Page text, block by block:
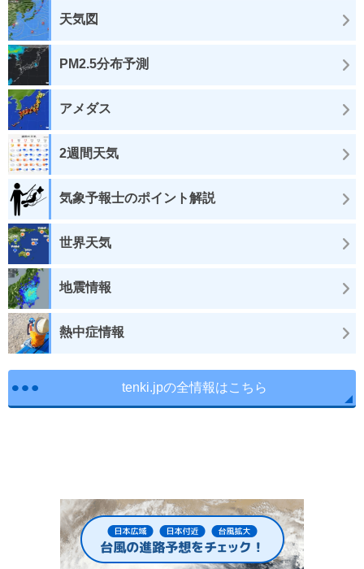
天気図
PM2.5分布予測
アメダス
2週間天気
気象予報士のポイント解説
世界天気
地震情報
熱中症情報
tenki.jpの全情報はこちら